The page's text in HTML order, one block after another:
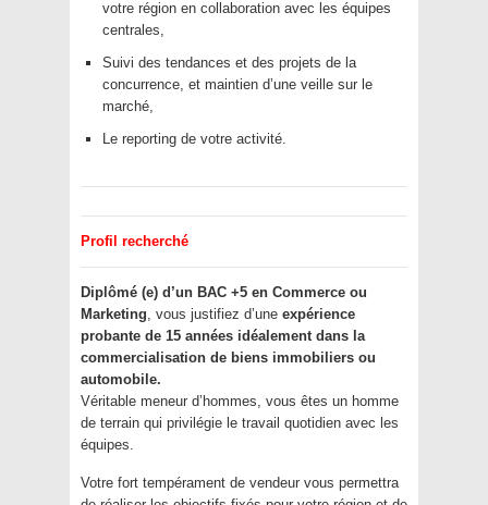
votre région en collaboration avec les équipes
centrales,
Suivi des tendances et des projets de la
concurrence, et maintien d’une veille sur le
marché,
Le reporting de votre activité.
Profil recherché
Diplômé (e) d’un BAC +5 en Commerce ou
Marketing, vous justifiez d’une expérience
probante de 15 années idéalement dans la
commercialisation de biens immobiliers ou
automobile.
Véritable meneur d’hommes, vous êtes un homme
de terrain qui privilégie le travail quotidien avec les
équipes.
Votre fort tempérament de vendeur vous permettra